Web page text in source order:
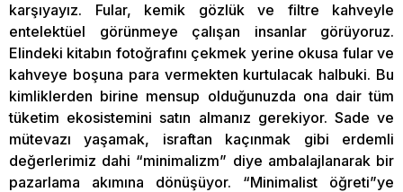
karşıyayız. Fular, kemik gözlük ve filtre kahveyle
entelektüel görünmeye çalışan insanlar görüyoruz.
Elindeki kitabın fotoğrafını çekmek yerine okusa fular ve
kahveye boşuna para vermekten kurtulacak halbuki. Bu
kimliklerden birine mensup olduğunuzda ona dair tüm
tüketim ekosistemini satın almanız gerekiyor. Sade ve
mütevazı yaşamak, israftan kaçınmak gibi erdemli
değerlerimiz dahi “minimalizm” diye ambalajlanarak bir
pazarlama akımına dönüşüyor. “Minimalist öğreti”ye